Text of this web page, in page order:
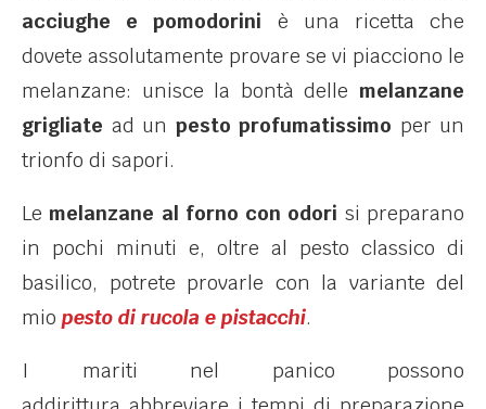
acciughe e pomodorini è una ricetta che
dovete assolutamente provare se vi piacciono le
melanzane: unisce la bontà delle melanzane
grigliate ad un pesto profumatissimo per un
trionfo di sapori.
Le melanzane al forno con odori si preparano
in pochi minuti e, oltre al pesto classico di
basilico, potrete provarle con la variante del
mio pesto di rucola e pistacchi.
I mariti nel panico possono